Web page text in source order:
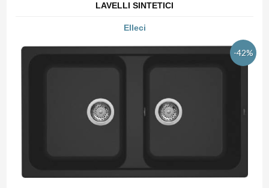
LAVELLI SINTETICI
Elleci
-42%